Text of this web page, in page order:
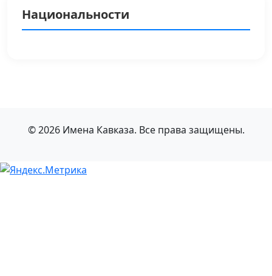
Национальности
© 2026 Имена Кавказа. Все права защищены.